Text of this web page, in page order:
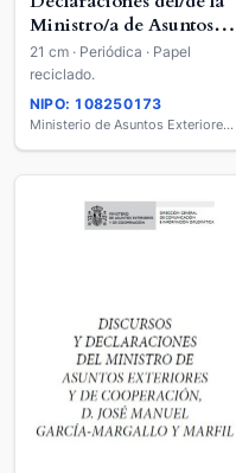
Ministro/a de Asuntos
Exteriores y de
Cooperación
21 cm · Periódica · Papel
reciclado.
NIPO: 108250173
Ministerio de Asuntos Exteriores, Unión Europea y Cooperación